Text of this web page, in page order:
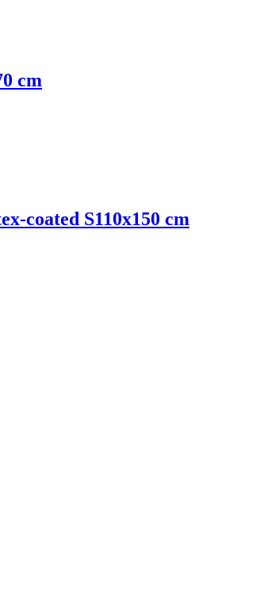
cm
coated S110x150 cm